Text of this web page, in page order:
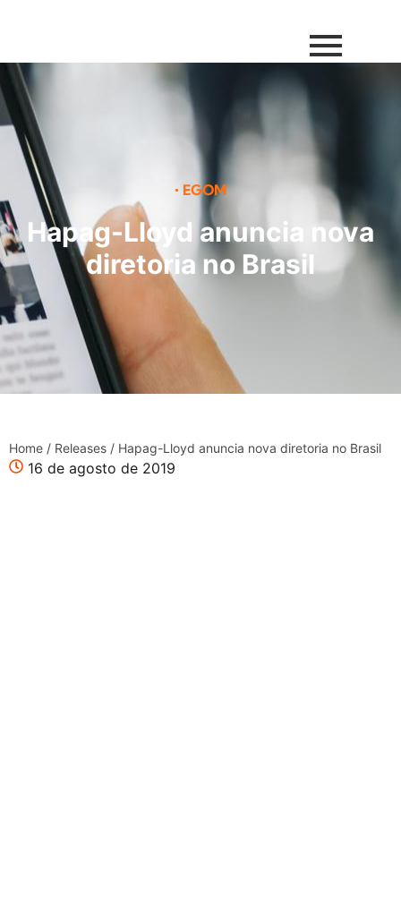
• EGOM
Hapag-Lloyd anuncia nova
diretoria no Brasil
Home / Releases / Hapag-Lloyd anuncia nova diretoria no Brasil
16 de agosto de 2019